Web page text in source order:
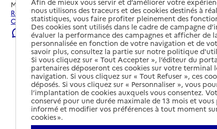
Mis à jour le01/08/2026
Rechercher les établissements et services autour de
Cambrai.
Signaler une erreur
Afin de mieux vous servir et d’améliorer votre
nous utilisons des traceurs et des cookies destinés à
statistiques, vous faire profiter pleinement des
Des cookies sont utilisés dans le cadre de campagne
évaluer la performance des campagnes et afficher de
personnalisée en fonction de votre navigation et de
savoir plus, consultez la partie sur notre politique
Si vous cliquez sur « Tout Accepter », l’éditeur du
partenaires déposeront ces cookies sur votre terminal
navigation. Si vous cliquez sur « Tout Refuser », ces
déposés. Si vous cliquez sur « Personnaliser », vous
l’implantation de cookies auxquels vous consentez.
conservé pour une durée maximale de 13 mois et
informé et modifier vos préférences à tout moment
cookies ».